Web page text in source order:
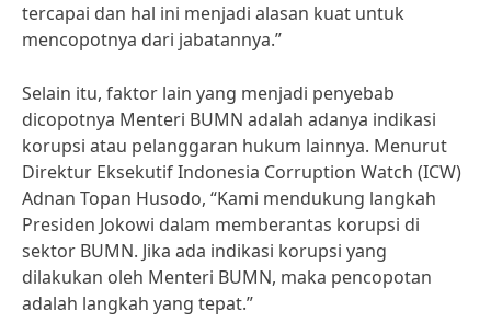
tercapai dan hal ini menjadi alasan kuat untuk
mencopotnya dari jabatannya.”
Selain itu, faktor lain yang menjadi penyebab
dicopotnya Menteri BUMN adalah adanya indikasi
korupsi atau pelanggaran hukum lainnya. Menurut
Direktur Eksekutif Indonesia Corruption Watch (ICW)
Adnan Topan Husodo, “Kami mendukung langkah
Presiden Jokowi dalam memberantas korupsi di
sektor BUMN. Jika ada indikasi korupsi yang
dilakukan oleh Menteri BUMN, maka pencopotan
adalah langkah yang tepat.”